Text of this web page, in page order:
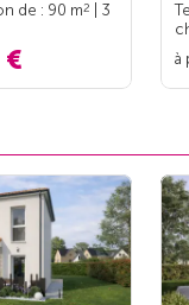
de : 90 m2
| 3
€
à